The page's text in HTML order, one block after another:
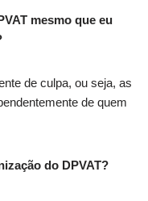
mesmo que eu
de culpa, ou seja, as
de quem
do DPVAT?